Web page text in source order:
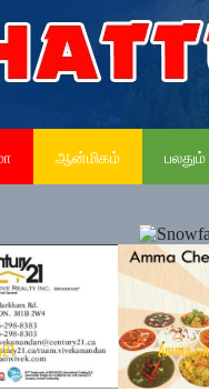
ஆன்மிகம்
Amma
2019